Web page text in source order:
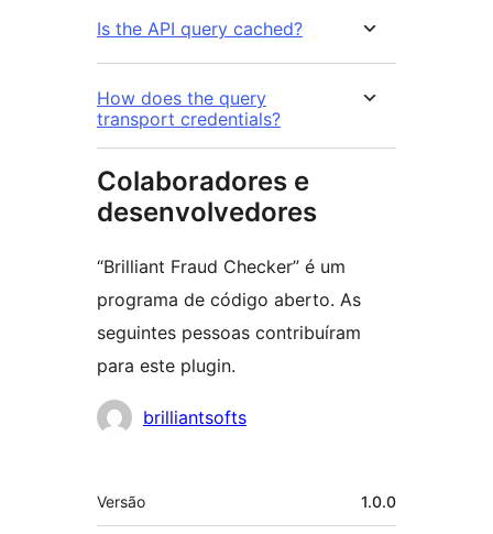
Is the API query cached?
How does the query
transport credentials?
Colaboradores e
desenvolvedores
“Brilliant Fraud Checker” é um
programa de código aberto. As
seguintes pessoas contribuíram
para este plugin.
Colaboradores
brilliantsofts
Meta
Versão 1.0.0